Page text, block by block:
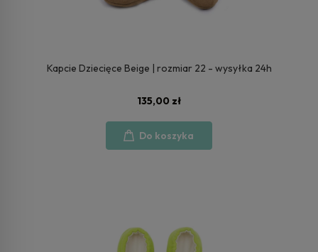
Kapcie Dziecięce Beige | rozmiar 22 - wysyłka 24h
135,00 zł
Do koszyka